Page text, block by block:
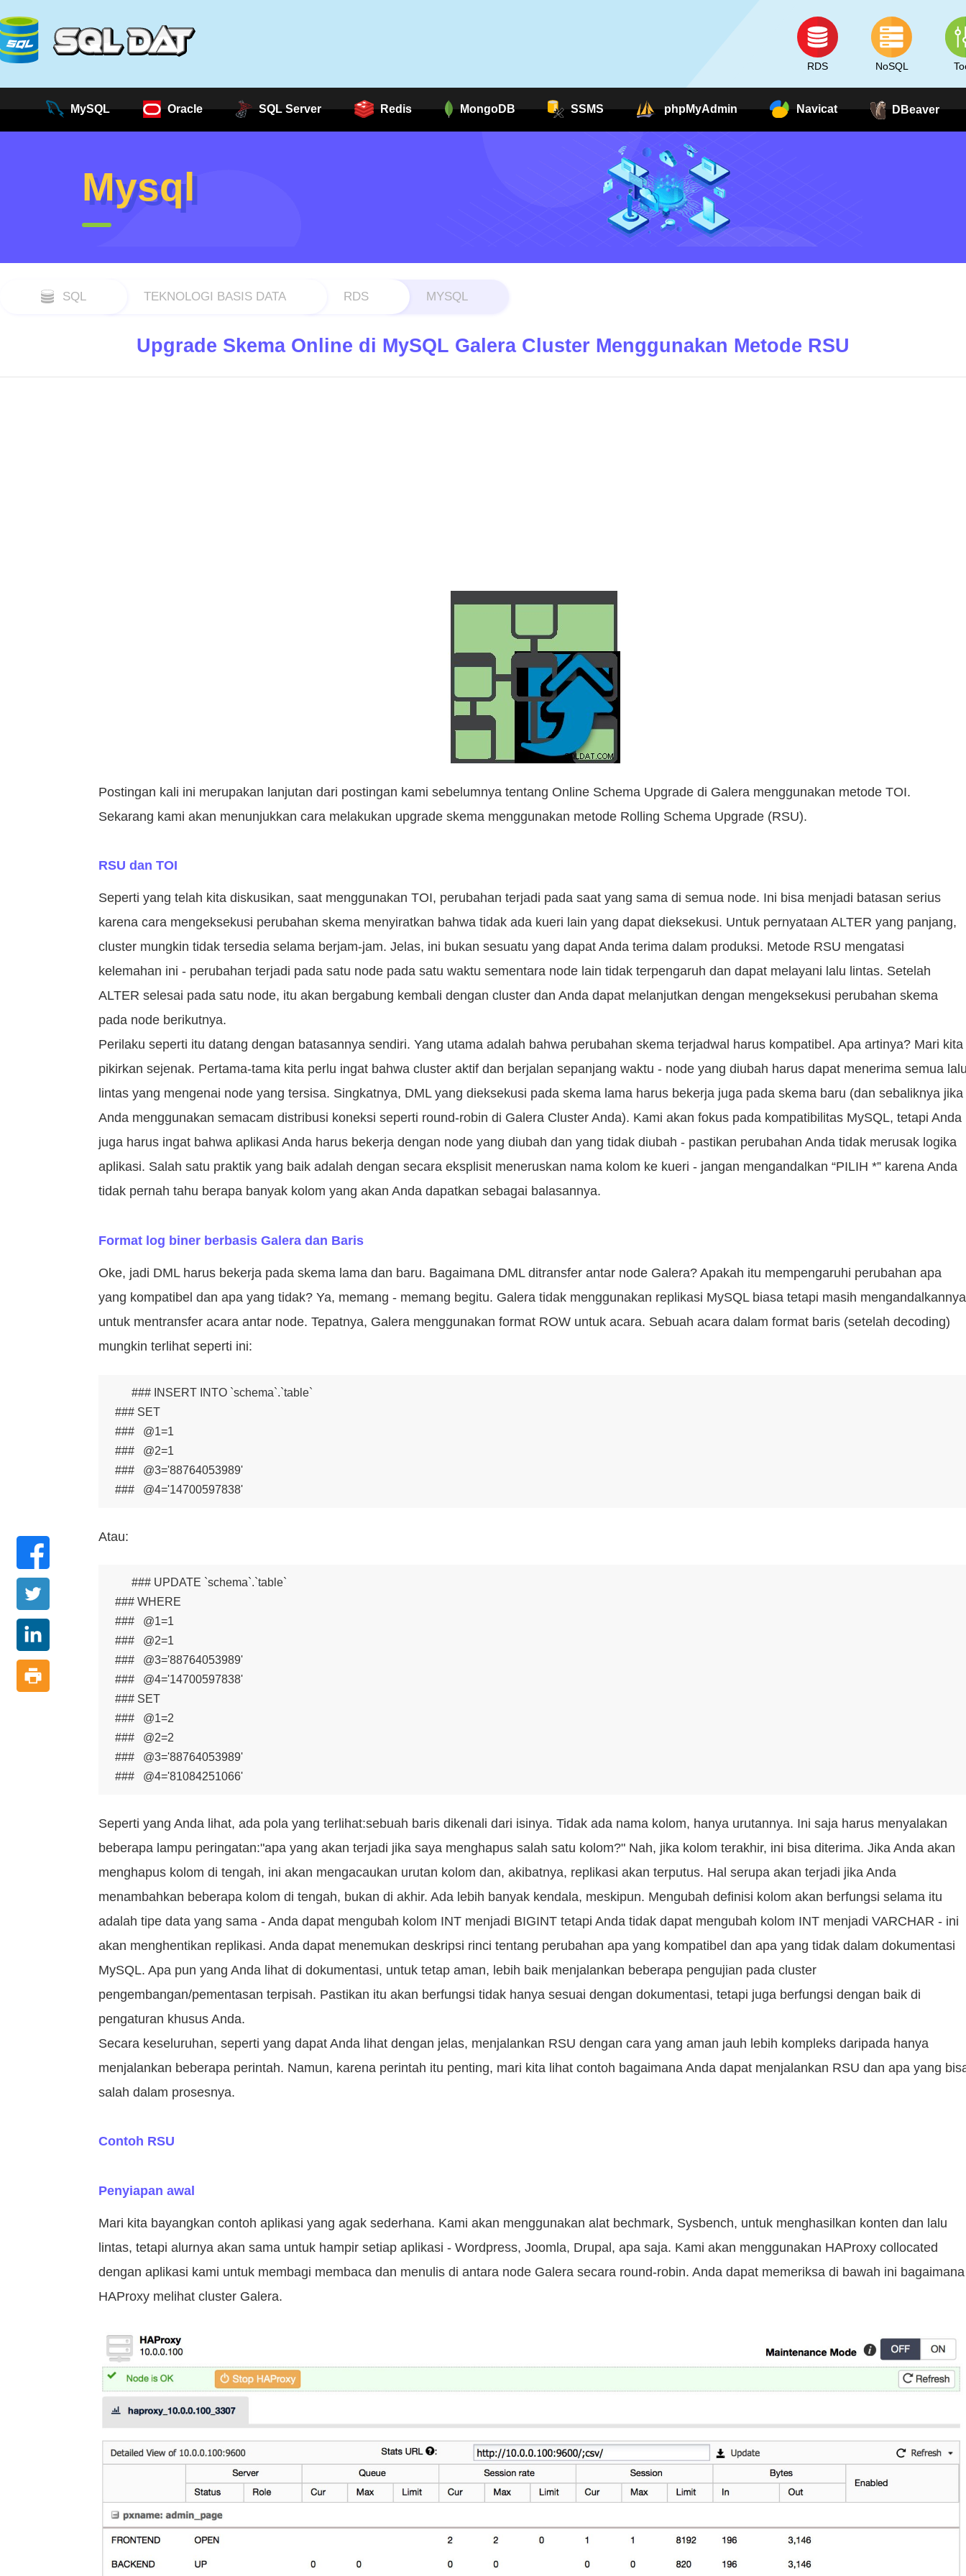
RDS NoSQL
MySQL Oracle SQL Server Redis MongoDB SSMS phpMyAdmin Navicat DBeaver
Mysql
SQL TEKNOLOGI BASIS DATA RDS MYSQL
Upgrade Skema Online di MySQL Galera Cluster Menggunakan Metode RSU
Postingan kali ini merupakan lanjutan dari postingan kami sebelumnya tentang Online Schema Upgrade di Galera menggunakan metode TOI.
Sekarang kami akan menunjukkan cara melakukan upgrade skema menggunakan metode Rolling Schema Upgrade (RSU).
RSU dan TOI
Seperti yang telah kita diskusikan, saat menggunakan TOI, perubahan terjadi pada saat yang sama di semua node. Ini bisa menjadi batasan serius
karena cara mengeksekusi perubahan skema menyiratkan bahwa tidak ada kueri lain yang dapat dieksekusi. Untuk pernyataan ALTER yang panjang,
cluster mungkin tidak tersedia selama berjam-jam. Jelas, ini bukan sesuatu yang dapat Anda terima dalam produksi. Metode RSU mengatasi
kelemahan ini - perubahan terjadi pada satu node pada satu waktu sementara node lain tidak terpengaruh dan dapat melayani lalu lintas. Setelah
ALTER selesai pada satu node, itu akan bergabung kembali dengan cluster dan Anda dapat melanjutkan dengan mengeksekusi perubahan skema
pada node berikutnya.
Perilaku seperti itu datang dengan batasannya sendiri. Yang utama adalah bahwa perubahan skema terjadwal harus kompatibel. Apa artinya? Mari kita
pikirkan sejenak. Pertama-tama kita perlu ingat bahwa cluster aktif dan berjalan sepanjang waktu - node yang diubah harus dapat menerima semua
lintas yang mengenai node yang tersisa. Singkatnya, DML yang dieksekusi pada skema lama harus bekerja juga pada skema baru (dan sebaliknya jika
Anda menggunakan semacam distribusi koneksi seperti round-robin di Galera Cluster Anda). Kami akan fokus pada kompatibilitas MySQL, tetapi Anda
juga harus ingat bahwa aplikasi Anda harus bekerja dengan node yang diubah dan yang tidak diubah - pastikan perubahan Anda tidak merusak logika
aplikasi. Salah satu praktik yang baik adalah dengan secara eksplisit meneruskan nama kolom ke kueri - jangan mengandalkan “PILIH *” karena Anda
tidak pernah tahu berapa banyak kolom yang akan Anda dapatkan sebagai balasannya.
Format log biner berbasis Galera dan Baris
Oke, jadi DML harus bekerja pada skema lama dan baru. Bagaimana DML ditransfer antar node Galera? Apakah itu mempengaruhi perubahan apa
yang kompatibel dan apa yang tidak? Ya, memang - memang begitu. Galera tidak menggunakan replikasi MySQL biasa tetapi masih mengandalkannya
untuk mentransfer acara antar node. Tepatnya, Galera menggunakan format ROW untuk acara. Sebuah acara dalam format baris (setelah decoding)
mungkin terlihat seperti ini:
### INSERT INTO `schema`.`table`
### SET
###   @1=1
###   @2=1
###   @3='88764053989'
###   @4='14700597838'
Atau:
### UPDATE `schema`.`table`
### WHERE
###   @1=1
###   @2=1
###   @3='88764053989'
###   @4='14700597838'
### SET
###   @1=2
###   @2=2
###   @3='88764053989'
###   @4='81084251066'
Seperti yang Anda lihat, ada pola yang terlihat:sebuah baris dikenali dari isinya. Tidak ada nama kolom, hanya urutannya. Ini saja harus menyalakan
beberapa lampu peringatan:"apa yang akan terjadi jika saya menghapus salah satu kolom?" Nah, jika kolom terakhir, ini bisa diterima. Jika Anda akan
menghapus kolom di tengah, ini akan mengacaukan urutan kolom dan, akibatnya, replikasi akan terputus. Hal serupa akan terjadi jika Anda
menambahkan beberapa kolom di tengah, bukan di akhir. Ada lebih banyak kendala, meskipun. Mengubah definisi kolom akan berfungsi selama itu
adalah tipe data yang sama - Anda dapat mengubah kolom INT menjadi BIGINT tetapi Anda tidak dapat mengubah kolom INT menjadi VARCHAR - ini
akan menghentikan replikasi. Anda dapat menemukan deskripsi rinci tentang perubahan apa yang kompatibel dan apa yang tidak dalam dokumentasi
MySQL. Apa pun yang Anda lihat di dokumentasi, untuk tetap aman, lebih baik menjalankan beberapa pengujian pada cluster
pengembangan/pementasan terpisah. Pastikan itu akan berfungsi tidak hanya sesuai dengan dokumentasi, tetapi juga berfungsi dengan baik di
pengaturan khusus Anda.
Secara keseluruhan, seperti yang dapat Anda lihat dengan jelas, menjalankan RSU dengan cara yang aman jauh lebih kompleks daripada hanya
menjalankan beberapa perintah. Namun, karena perintah itu penting, mari kita lihat contoh bagaimana Anda dapat menjalankan RSU dan apa yang
salah dalam prosesnya.
Contoh RSU
Penyiapan awal
Mari kita bayangkan contoh aplikasi yang agak sederhana. Kami akan menggunakan alat bechmark, Sysbench, untuk menghasilkan konten dan lalu
lintas, tetapi alurnya akan sama untuk hampir setiap aplikasi - Wordpress, Joomla, Drupal, apa saja. Kami akan menggunakan HAProxy collocated
dengan aplikasi kami untuk membagi membaca dan menulis di antara node Galera secara round-robin. Anda dapat memeriksa di bawah ini bagaimana
HAProxy melihat cluster Galera.